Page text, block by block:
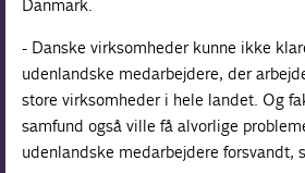
Danmark.
- Danske virksomheder kunne ikke
udenlandske medarbejdere, der
store virksomheder i hele landet. Og
samfund også ville få alvorlige
udenlandske medarbejdere forsvandt,